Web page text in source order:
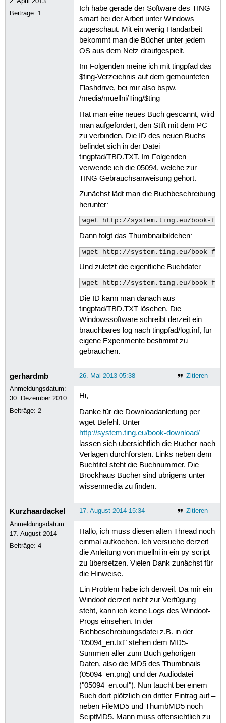
Beiträge: 1
Ich habe gerade der Software des TING
smart bei der Arbeit unter Windows
zugeschaut. Mit ein wenig Handarbeit
bekommt man die Bücher unter jedem
OS aus dem Netz draufgespielt.
Im Folgenden meine ich mit tingpfad das
$ting-Verzeichnis auf dem gemounteten
Flashdrive, bei mir also bspw.
/media/muellni/Ting/$ting
Hat man eine neues Buch gescannt, wird
man aufgefordert, den Stift mit dem PC
zu verbinden. Die ID des neuen Buchs
befindet sich in der Datei
tingpfad/TBD.TXT. Im Folgenden
verwende ich die 05094, welche zur
TING Gebrauchsanweisung gehört.
Zunächst lädt man die Buchbeschreibung
herunter:
wget http://system.ting.eu/book-
Dann folgt das Thumbnailbildchen:
wget http://system.ting.eu/book-
Und zuletzt die eigentliche Buchdatei:
wget http://system.ting.eu/book-
Die ID kann man danach aus
tingpfad/TBD.TXT löschen. Die
Windowssoftware schreibt derzeit ein
brauchbares log nach tingpfad/log.inf, für
eigene Experimente bestimmt zu
gebrauchen.
gerhardmb
Anmeldungsdatum:
30. Dezember 2010
Beiträge:2
Zitieren
26. Mai 2013 05:38
Hi,
Danke für die Downloadanleitung per
wget-Befehl. Unter
http://system.ting.eu/book-download/
lassen sich übersichtlich die Bücher nach
Verlagen durchforsten. Links neben dem
Buchtitel steht die Buchnummer. Die
Brockhaus Bücher sind übrigens unter
wissenmedia zu finden.
Kurzhaardackel
Anmeldungsdatum:
17. August 2014
Beiträge:4
Zitieren
17. August 2014 15:34
Hallo, ich muss diesen alten Thread noch
einmal aufkochen. Ich versuche derzeit
die Anleitung von muellni in ein py-script
zu übersetzen. Vielen Dank zunächst für
die Hinweise.
Ein Problem habe ich derweil. Da mir ein
Windoof derzeit nicht zur Verfügung
steht, kann ich keine Logs des Windoof-
Progs einsehen. In der
Bichbeschreibungsdatei z.B. in der
"05094_en.txt" stehen dem MD5-
Summen aller zum Buch gehörigen
Daten, also die MD5 des Thumbnails
(05094_en.png) und der Audiodatei
("05094_en.ouf"). Nun taucht bei einem
Buch dort plötzlich ein dritter Eintrag auf –
neben FileMD5 und ThumbMD5 noch
SciptMD5. Mann muss offensichtlich zu